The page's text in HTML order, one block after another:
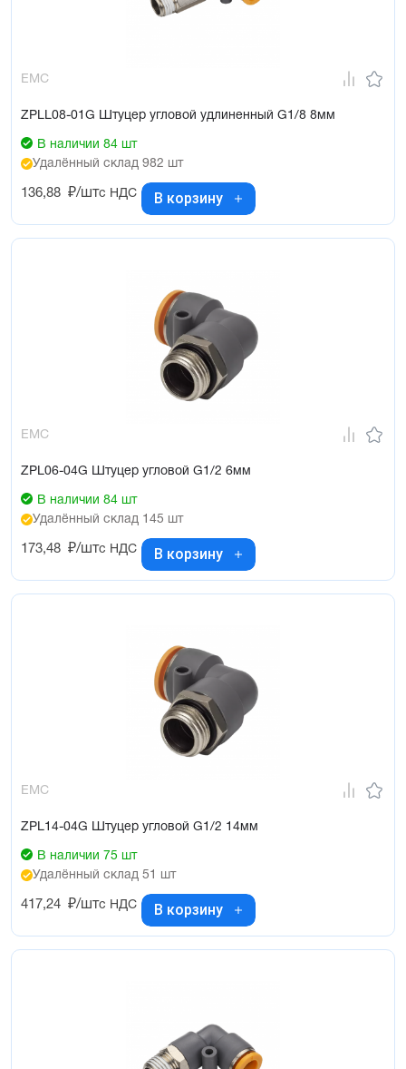
EMC
ZPLL08-01G Штуцер угловой удлиненный G1/8 8мм
В наличии 84 шт
Удалённый склад 982 шт
136,88 ₽/штс НДС В корзину
EMC
ZPL06-04G Штуцер угловой G1/2 6мм
В наличии 84 шт
Удалённый склад 145 шт
173,48 ₽/штс НДС В корзину
EMC
ZPL14-04G Штуцер угловой G1/2 14мм
В наличии 75 шт
Удалённый склад 51 шт
417,24 ₽/штс НДС В корзину